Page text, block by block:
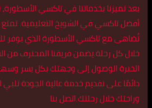
بعد تميزنا بخدماتنا في تاكسي
أفضل تاكسي في الشويخ التعليمية. تمتع
تُضاهى مع تاكسي الأسطورة الذي يوفر لك
خلال كل رحلة.يضمن فريقنا المحترف من
الخبرة الوصول إلى وجهتك بكل يسر
دائمًا على تقديم خدمة عالية الجودة تلبي
وراحتك خلال رحلتك.اتصل بنا